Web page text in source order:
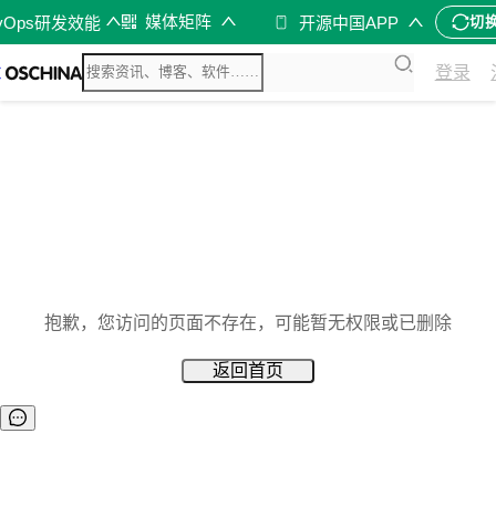
研发效能 媒体矩阵 开源中国APP 切
登录
抱歉，您访问的页面不存在，可能暂无权限或已删除
返回首页